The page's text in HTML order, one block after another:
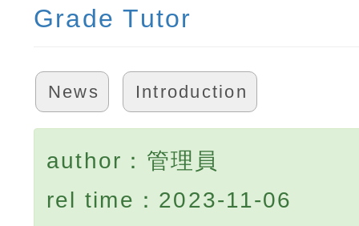
Grade Tutor
News Introduction
author：管理員
rel time：2023-11-06